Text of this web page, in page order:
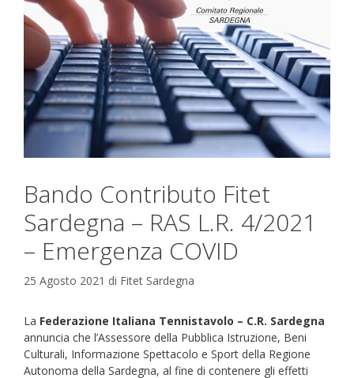
Bando Contributo Fitet
Sardegna – RAS L.R. 4/2021
– Emergenza COVID
25 Agosto 2021 di Fitet Sardegna
La Federazione Italiana Tennistavolo – C.R. Sardegna
annuncia che l’Assessore della Pubblica Istruzione, Beni
Culturali, Informazione Spettacolo e Sport della Regione
Autonoma della Sardegna, al fine di contenere gli effetti